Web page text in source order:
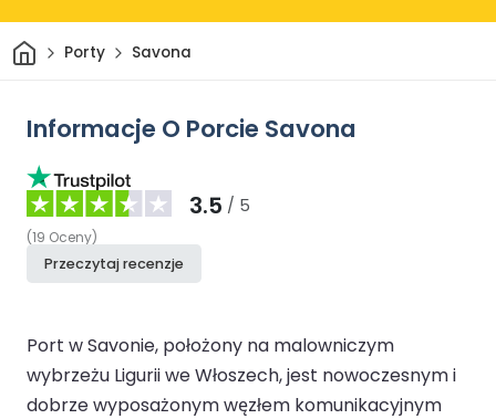
DomPorty Savona
Informacje O Porcie Savona
3.5 / 5
(19 Oceny)
Przeczytaj recenzje
Port w Savonie, położony na malowniczym
wybrzeżu Ligurii we Włoszech, jest nowoczesnym i
dobrze wyposażonym węzłem komunikacyjnym